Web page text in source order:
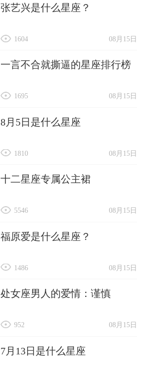
张艺兴是什么星座？
08月15日
1604
一言不合就撕逼的星座排行榜
08月15日
1695
8月5日是什么星座
08月15日
1810
十二星座专属公主裙
08月15日
5546
福原爱是什么星座？
08月15日
1486
处女座男人的爱情：谨慎
08月15日
952
7月13日是什么星座